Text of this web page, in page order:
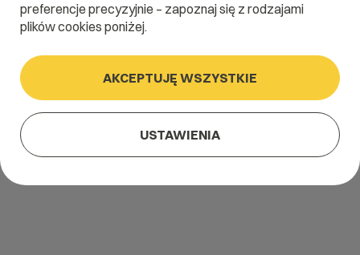
preferencje precyzyjnie – zapoznaj się z rodzajami
plików cookies poniżej.
AKCEPTUJĘ WSZYSTKIE
USTAWIENIA